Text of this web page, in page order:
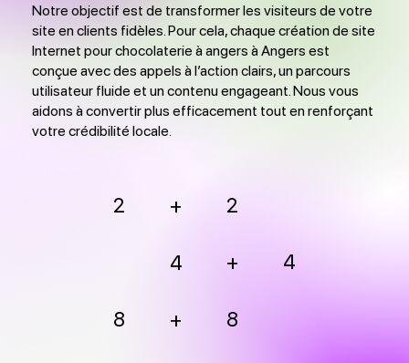
Notre objectif est de transformer les visiteurs de votre
site en clients fidèles. Pour cela, chaque création de site
Internet pour chocolaterie à angers à Angers est
conçue avec des appels à l’action clairs, un parcours
utilisateur fluide et un contenu engageant. Nous vous
aidons à convertir plus efficacement tout en renforçant
votre crédibilité locale.
2 + 2
4 + 4
8 + 8